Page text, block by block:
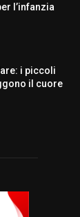
l’infanzia
i piccoli
il cuore